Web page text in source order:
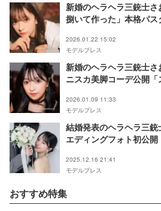
新婚のヘラヘラ三銃士
捌いて作った」本格パ
2026.01.22 15:02
モデルプレス
新婚のヘラヘラ三銃士
ニスカ美脚コーデ公開
2026.01.09 11:33
モデルプレス
結婚発表のヘラヘラ三
エディングフォト初公
2025.12.16 21:41
モデルプレス
おすすめ特集